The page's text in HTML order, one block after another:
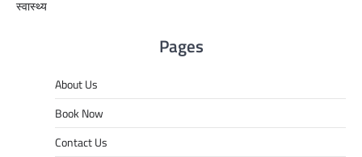
स्वास्थ्य
Pages
About Us
Book Now
Contact Us